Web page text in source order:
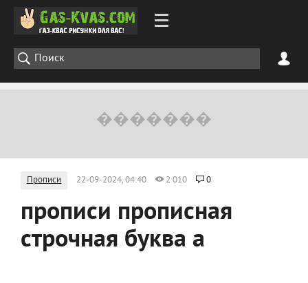
Прописи 22-09-2024, 04:40 2 010 0
прописи прописная
строчная буква а